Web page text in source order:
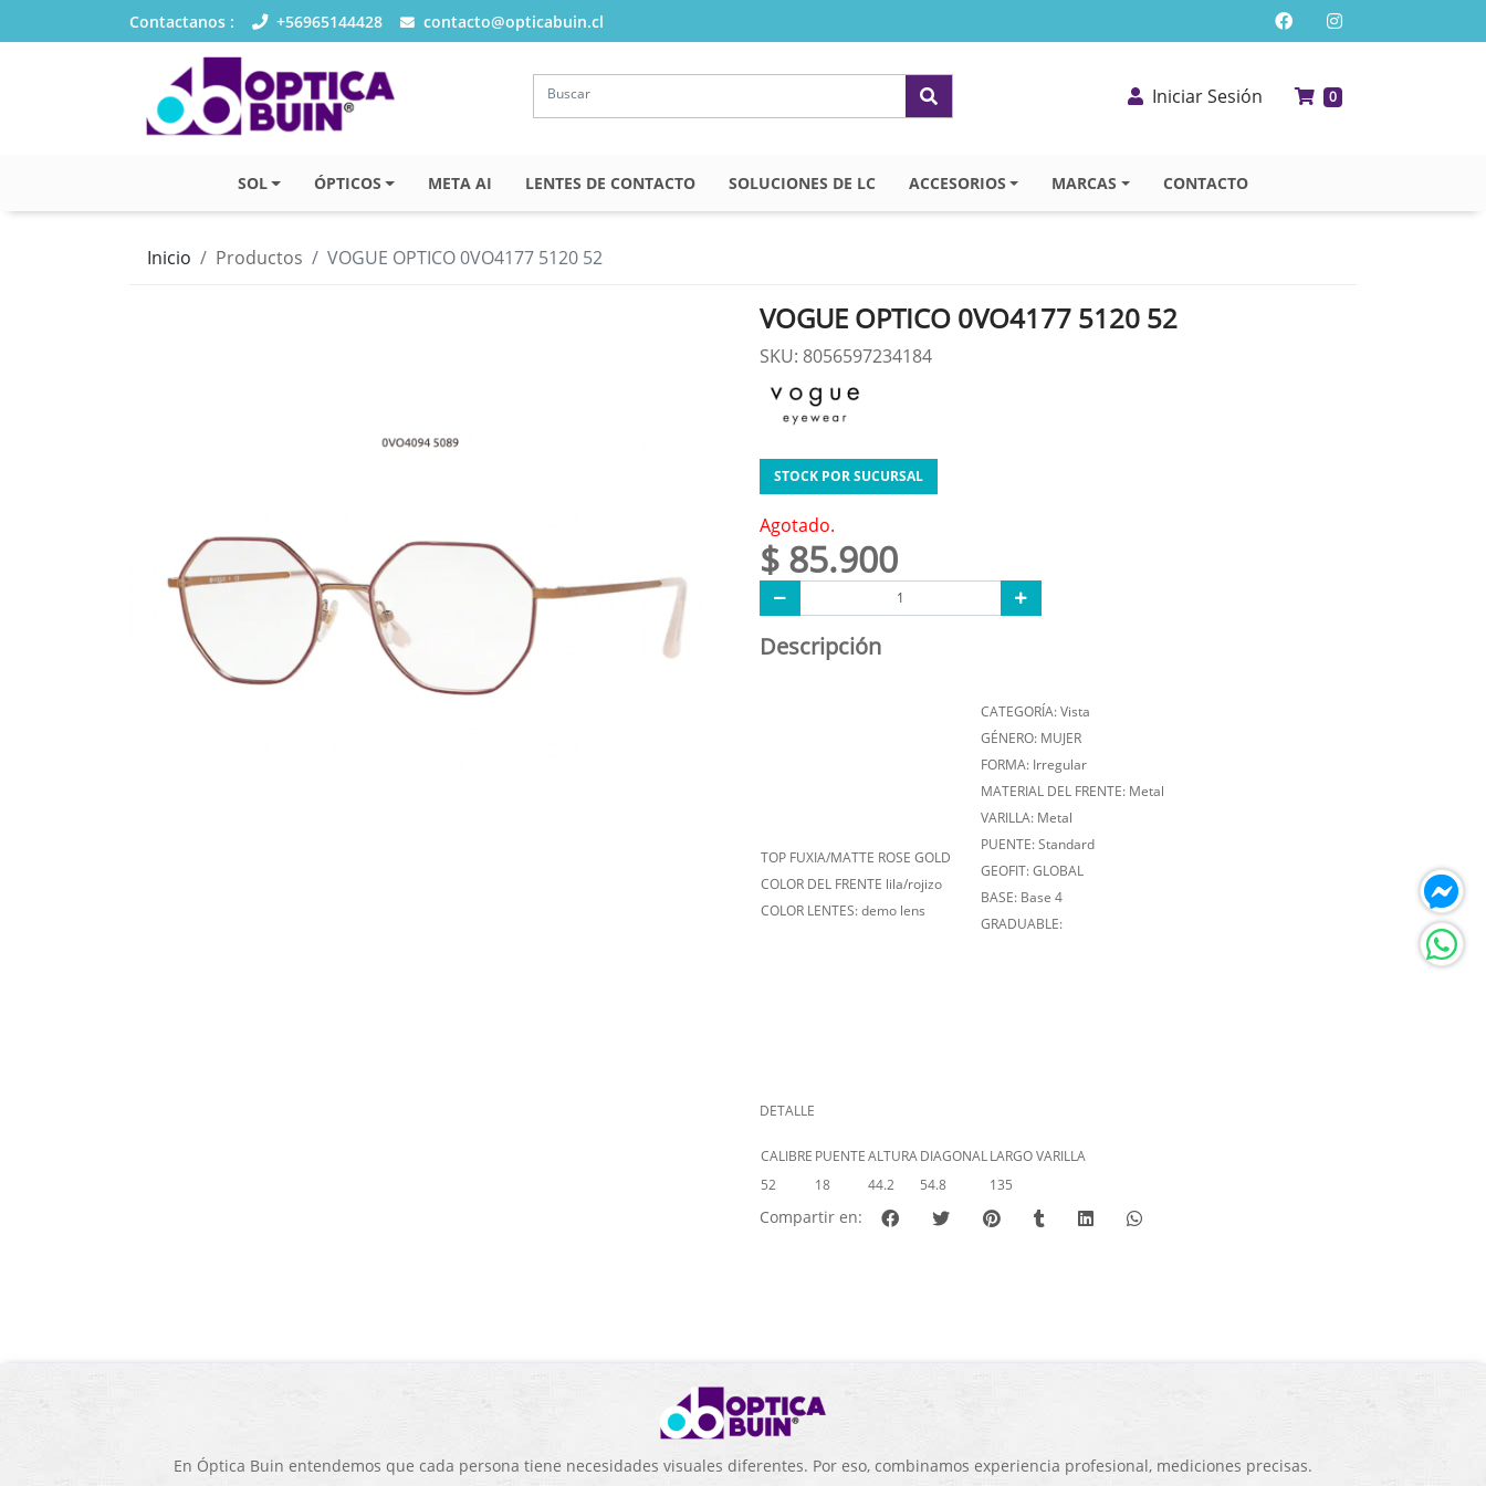
Contactanos : +56965144428 contacto@opticabuin.cl
Iniciar Sesión 0
SOL ÓPTICOS META AI LENTES DE CONTACTO SOLUCIONES DE LC ACCESORIOS MARCAS CONTACTO
Inicio Productos VOGUE OPTICO 0VO4177 5120 52
VOGUE OPTICO 0VO4177 5120 52
SKU: 8056597234184
STOCK POR SUCURSAL
Agotado.
$ 85.900
Descripción
TOP FUXIA/MATTE ROSE GOLD
COLOR DEL FRENTE lila/rojizo
COLOR LENTES: demo lens
CATEGORÍA: Vista
GÉNERO: MUJER
FORMA: Irregular
MATERIAL DEL FRENTE: Metal
VARILLA: Metal
PUENTE: Standard
GEOFIT: GLOBAL
BASE: Base 4
GRADUABLE:
DETALLE
CALIBRE PUENTEALTURADIAGONALLARGO VARILLA
52
18 44.2 54.8 135
Compartir en:
En Óptica Buin entendemos que cada persona tiene necesidades visuales diferentes. Por eso, combinamos experiencia profesional, mediciones precisas.